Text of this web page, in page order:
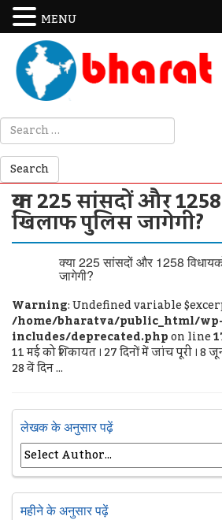
क्या 225 सांसदों और
खिलाफ पुलिस जागेगी?
क्या 225 सांसदों और 1258
जागेगी?
Warning: Undefined variable
/home/bharatva/public_html/wp-
includes/deprecated.phpon line
11 मई को शिकायत । 27 दिनों में जांच पूरी
28 वें दिन ...
लेखक के अनुसार पढ़ें
महीने के अनुसार पढ़ें
MENU